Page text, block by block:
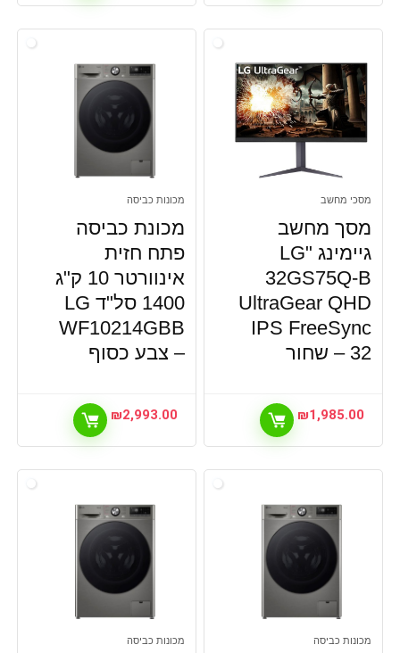
מסכי מחשב
מסך מחשב
גיימינג "LG
32GS75Q-B
UltraGear QHD
IPS FreeSync
32 – שחור
₪1,985.00
מכונות כביסה
מכונת כביסה
פתח חזית
אינוורטר 10 ק"ג
1400 סל"ד LG
WF10214GBB
– צבע כסוף
₪2,993.00
מכונות כביסה מכונות כביסה